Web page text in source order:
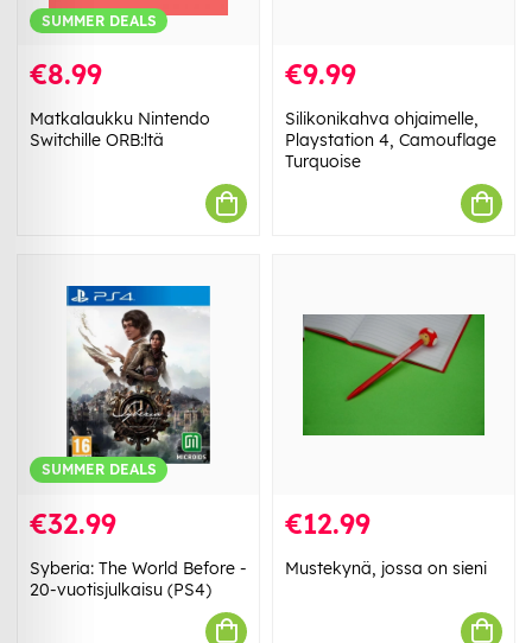
SUMMER DEALS
€8.99
Matkalaukku Nintendo
Switchille ORB:ltä
€9.99
Silikonikahva ohjaimelle,
Playstation 4, Camouflage
Turquoise
SUMMER DEALS
€32.99
Syberia: The World Before -
20-vuotisjulkaisu (PS4)
€12.99
Mustekynä, jossa on sieni